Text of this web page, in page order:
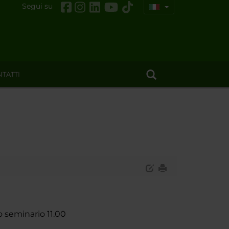
Segui su
11.00